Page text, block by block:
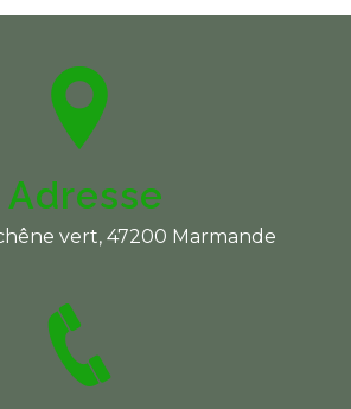
Adresse
vert, 47200 Marmande